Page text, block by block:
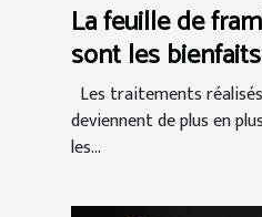
La feuille de
sont les
tisane naturelle ?
Les traitements
deviennent de plus en
les...